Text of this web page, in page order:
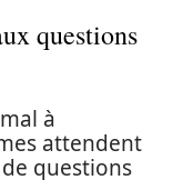
questions
à
attendent
de questions